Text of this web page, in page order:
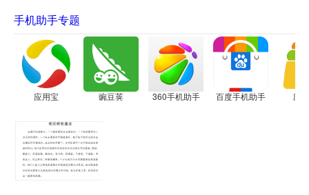
手机助手专题
应用宝 豌豆荚 360手机助手 百度手机助手 应